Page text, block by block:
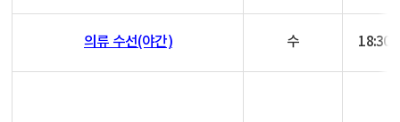
의류 수선(야간) 수